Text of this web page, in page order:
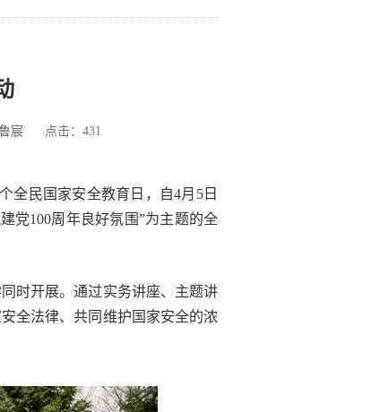
宸 点击： 431
全民国家安全教育日，自4月5日
党100周年良好氛围”为主题的全
时开展。通过实务讲座、主题讲
全法律、共同维护国家安全的浓